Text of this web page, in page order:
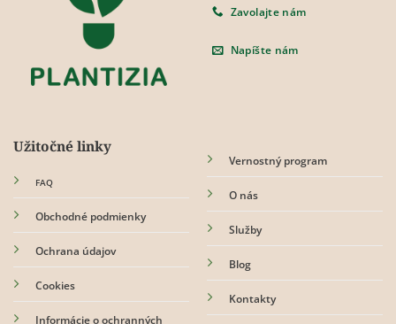
Zavolajte nám
Napíšte nám
Užitočné linky
FAQ
Obchodné podmienky
Ochrana údajov
Cookies
Informácie o ochranných
Vernostný program
O nás
Služby
Blog
Kontakty